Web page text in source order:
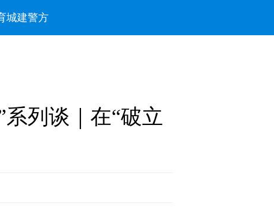
城建警方
系列谈｜在“破立